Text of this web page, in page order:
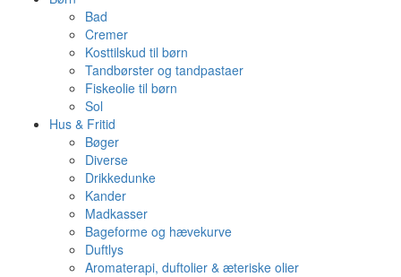
Bad
Cremer
Kosttilskud til børn
Tandbørster og tandpastaer
Fiskeolie til børn
Sol
Hus & Fritid
Bøger
Diverse
Drikkedunke
Kander
Madkasser
Bageforme og hævekurve
Duftlys
Aromaterapi, duftolier & æteriske olier